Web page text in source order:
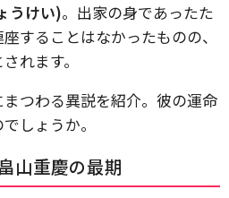
うけい)。出家の身であったた
することはなかったものの、
れます。
つわる異説を紹介。彼の運命
しょうか。
山重慶の最期